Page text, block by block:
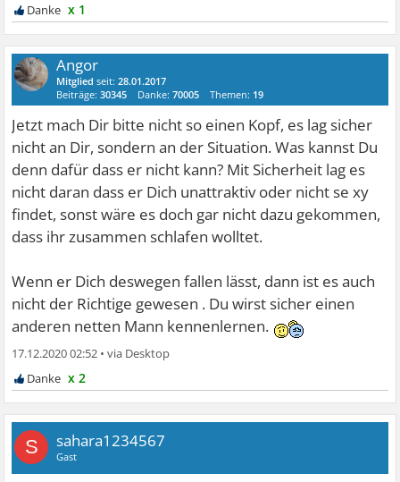
x 1
Angor
Mitglied seit:28.01.2017
Beiträge:30345 Danke:70005 Themen: 19
Jetzt mach Dir bitte nicht so einen Kopf, es lag sicher
nicht an Dir, sondern an der Situation. Was kannst Du
denn dafür dass er nicht kann? Mit Sicherheit lag es
nicht daran dass er Dich unattraktiv oder nicht se xy
findet, sonst wäre es doch gar nicht dazu gekommen,
dass ihr zusammen schlafen wolltet.
Wenn er Dich deswegen fallen lässt, dann ist es auch
nicht der Richtige gewesen . Du wirst sicher einen
anderen netten Mann kennenlernen.
17.12.2020 02:52 •
x 2
S sahara1234567
Gast